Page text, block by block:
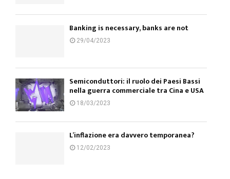
Banking is necessary, banks are not
29/04/2023
Semiconduttori: il ruolo dei Paesi Bassi
nella guerra commerciale tra Cina e USA
18/03/2023
L’inflazione era davvero temporanea?
12/02/2023